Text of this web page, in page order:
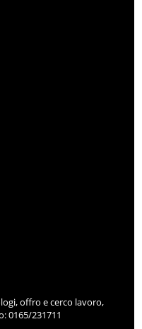
offro e cerco lavoro,
0165/231711